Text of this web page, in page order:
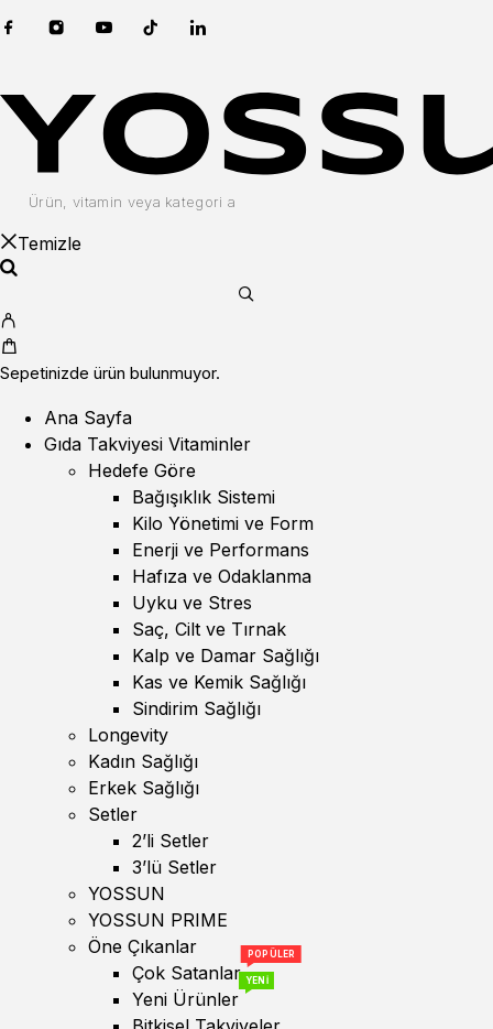
Temizle
Sepetinizde ürün bulunmuyor.
Ana Sayfa
Gıda Takviyesi Vitaminler
Hedefe Göre
Bağışıklık Sistemi
Kilo Yönetimi ve Form
Enerji ve Performans
Hafıza ve Odaklanma
Uyku ve Stres
Saç, Cilt ve Tırnak
Kalp ve Damar Sağlığı
Kas ve Kemik Sağlığı
Sindirim Sağlığı
Longevity
Kadın Sağlığı
Erkek Sağlığı
Setler
2’li Setler
3’lü Setler
YOSSUN
YOSSUN PRIME
Öne Çıkanlar
Çok Satanlar
POPÜLER
Yeni Ürünler
YENİ